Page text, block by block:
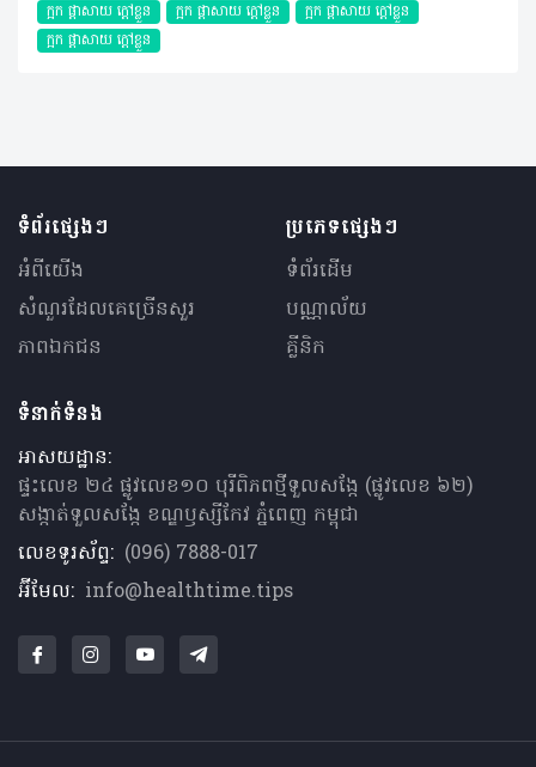
ក្អក ផ្តាសាយ ក្តៅខ្លួន ក្អក ផ្តាសាយ ក្តៅខ្លួន
ក្អក ផ្តាសាយ ក្តៅខ្លួន
ក្អក ផ្តាសាយ ក្តៅខ្លួន
ទំព័រផ្សេងៗ
អំពីយើង
សំណួរ​ដែលគេ​ច្រើន​សួរ
ភាពឯកជន
ប្រភេទផ្សេងៗ
ទំព័រដើម
បណ្ណាល័យ
គ្លីនិក
ទំនាក់ទំនង
អាសយដ្ឋាន:
ផ្ទះលេខ ២៤ ផ្លូវលេខ១០ បុរីពិភពថ្មីទួលសង្កែ (ផ្លូវលេខ ៦២)
សង្កាត់ទួលសង្កែ ខណ្ឌឫស្សីកែវ ភ្នំពេញ កម្ពុជា
លេខទូរស័ព្ទ: (096) 7888-017
អ៊ីមែល: info@healthtime.tips